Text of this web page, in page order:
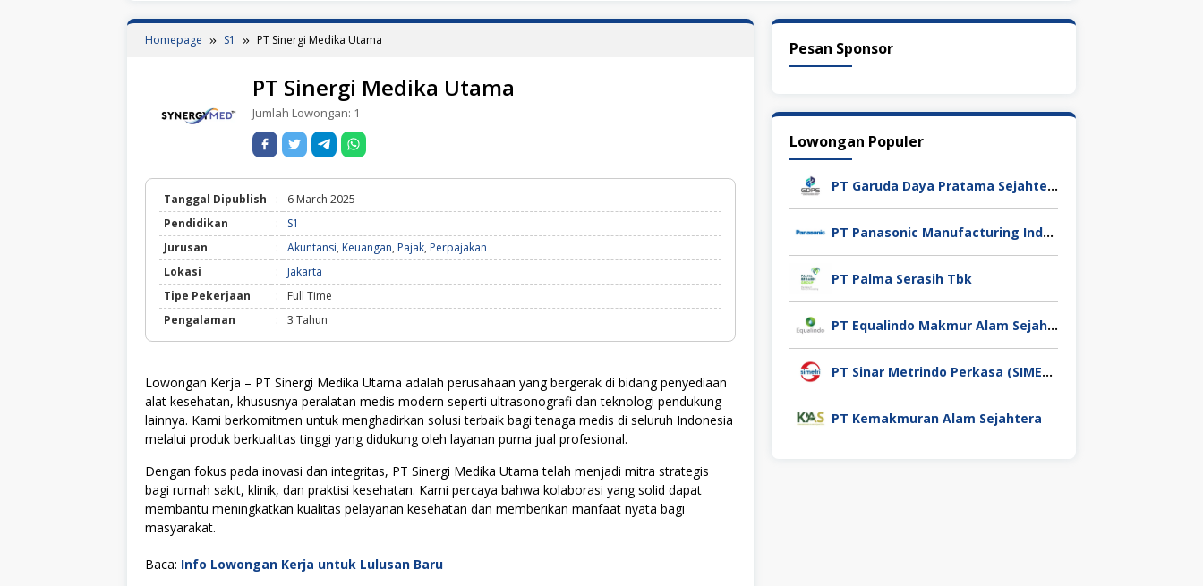
Homepage S1 PT Sinergi Medika Utama
PT Sinergi Medika Utama
Jumlah Lowongan: 1
Tanggal Dipublish :
6 March 2025
Pendidikan
:
S1
Jurusan
: Akuntansi, Keuangan, Pajak, Perpajakan
Lokasi
:
Jakarta
Tipe Pekerjaan
:
Full Time
Pengalaman
: 3 Tahun
Lowongan Kerja – PT Sinergi Medika Utama adalah perusahaan yang bergerak di bidang penyediaan
alat kesehatan, khususnya peralatan medis modern seperti ultrasonografi dan teknologi pendukung
lainnya. Kami berkomitmen untuk menghadirkan solusi terbaik bagi tenaga medis di seluruh Indonesia
melalui produk berkualitas tinggi yang didukung oleh layanan purna jual profesional.
Dengan fokus pada inovasi dan integritas, PT Sinergi Medika Utama telah menjadi mitra strategis
bagi rumah sakit, klinik, dan praktisi kesehatan. Kami percaya bahwa kolaborasi yang solid dapat
membantu meningkatkan kualitas pelayanan kesehatan dan memberikan manfaat nyata bagi
masyarakat.
Baca: Info Lowongan Kerja untuk Lulusan Baru
Pesan Sponsor
Lowongan Populer
PT Garuda Daya Pratama Sejahtera
PT Panasonic Manufacturing Indonesia
PT Palma Serasih Tbk
PT Equalindo Makmur Alam Sejahtera (Equalindo Group)
PT Sinar Metrindo Perkasa (SIMETRI)
PT Kemakmuran Alam Sejahtera